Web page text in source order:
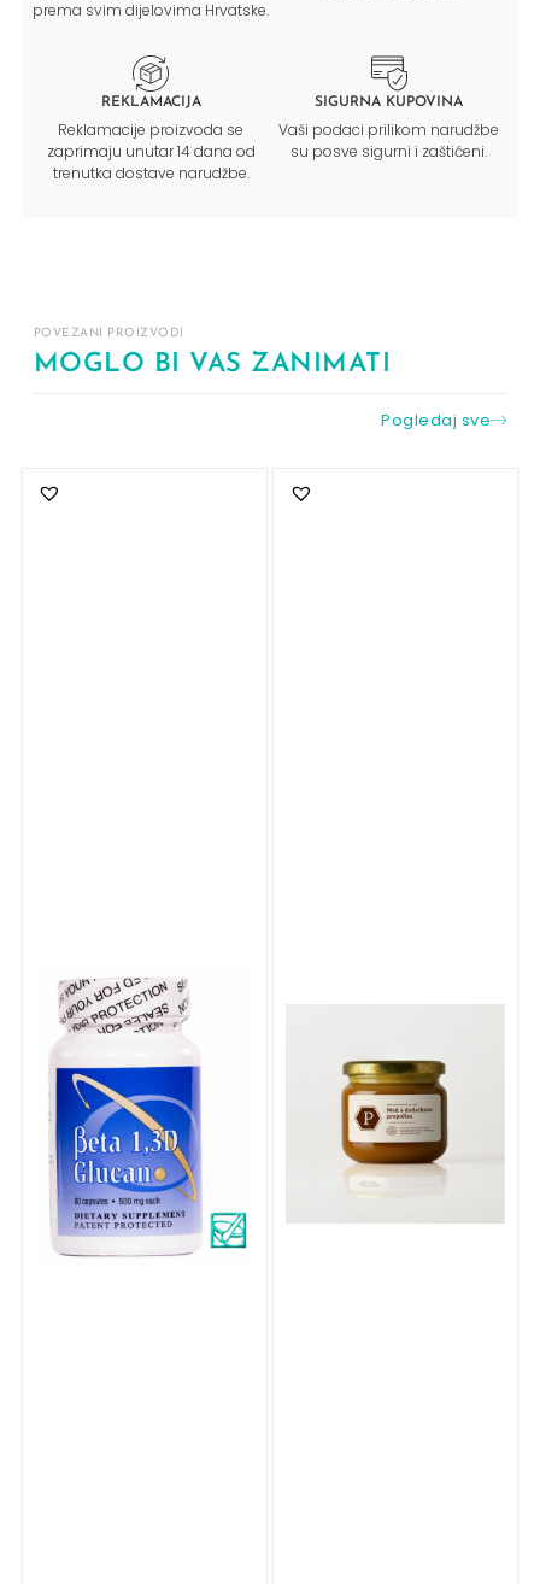
prema svim dijelovima Hrvatske.
REKLAMACIJA
Reklamacije proizvoda se
zaprimaju unutar 14 dana od
trenutka dostave narudžbe.
SIGURNA KUPOVINA
Vaši podaci prilikom narudžbe
su posve sigurni i zaštićeni.
POVEZANI PROIZVODI
MOGLO BI VAS ZANIMATI
Pogledaj sve